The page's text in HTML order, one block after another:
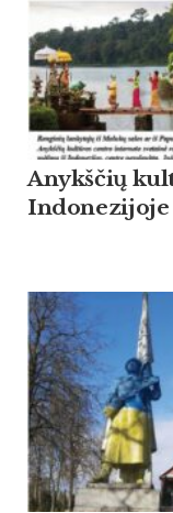
Anykščių
Indonezijoje